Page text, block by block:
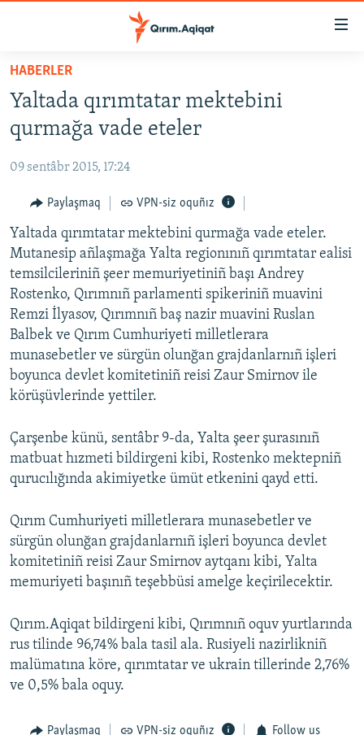
Esas
qaytmaq
Baş
navigatsiyağa
qaytmaq
qaytmaq
HABERLER
İQTİSADİYAT
CEMİYET
MEDENİYET
İNSAN AQLARI
VİDEO
SÜRET
BLOGLAR
FİKİR
Русский
QOŞULIÑIZ!
RFE/RS bütün saytları
HABERLER
Yaltada qırımtatar mektebini
qurmağa vade eteler
09 sentâbr 2015, 17:24
Paylaşmaq VPN-siz oquñız
Yaltada qırımtatar mektebini qurmağa vade eteler.
Mutanesip añlaşmağa Yalta regionınıñ qırımtatar ealisi
temsilcileriniñ şeer memuriyetiniñ başı Andrey
Rostenko, Qırımnıñ parlamenti spikeriniñ muavini
Remzi İlyasov, Qırımnıñ baş nazir muavini Ruslan
Balbek ve Qırım Cumhuriyeti milletlerara
munasebetler ve sürgün olunğan grajdanlarnıñ işleri
boyunca devlet komitetiniñ reisi Zaur Smirnov ile
körüşüvlerinde yettiler.
Çarşenbe künü, sentâbr 9-da, Yalta şeer şurasınıñ
matbuat hızmeti bildirgeni kibi, Rostenko mektepniñ
qurucılığında akimiyetke ümüt etkenini qayd etti.
Qırım Cumhuriyeti milletlerara munasebetler ve
sürgün olunğan grajdanlarnıñ işleri boyunca devlet
komitetiniñ reisi Zaur Smirnov aytqanı kibi, Yalta
memuriyeti başınıñ teşebbüsi amelge keçirilecektir.
Qırım.Aqiqat bildirgeni kibi, Qırımnıñ oquv yurtlarında
rus tilinde 96,74% bala tasil ala. Rusiyeli nazirlikniñ
malümatına köre, qırımtatar ve ukrain tillerinde 2,76%
ve 0,5% bala oquy.
Paylaşmaq VPN-siz oquñız Follow us